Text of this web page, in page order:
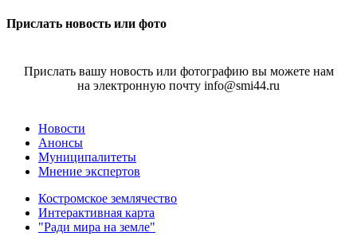
Прислать новость или фото
Прислать вашу новость или фотографию вы можете нам
на электронную почту info@smi44.ru
Новости
Анонсы
Муниципалитеты
Мнение экспертов
Костромское землячество
Интерактивная карта
"Ради мира на земле"